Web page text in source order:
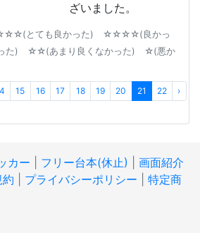
ざいました。
とても良かった) ☆☆☆☆(良かっ
) ☆☆(あまり良くなかった) ☆(悪か
15 16 17 18 19 20 21 22 ›
カー フリー台本(休止)
画面紹介
プライバシーポリシー
特定商